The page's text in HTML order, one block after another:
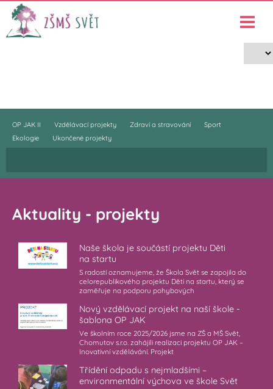
OP JAK II Vzdělávací projekty Zdraví a stravování
Sport
Ekologie
Ukončené projekty
Aktuality - projekty
Naše škola je součástí projektu Děti
na startu
S radostí oznamujeme, že Škola Svět se zapojila do
celorepublikového projektu Děti na startu, který se
zaměřuje na podporu pohybových
Nový vzdělávací projekt na naší škole -
šablona OP JAK
Ve školním roce 2025/2026 jsme na ZŠ a MŠ Svět,
Chomutov s.r.o. zahájili realizaci projektu OP JAK –
Inovativní vzdělávání. Projekt
Třídění odpadu s nejmladšími –
environmentální výchova ve škole Svět